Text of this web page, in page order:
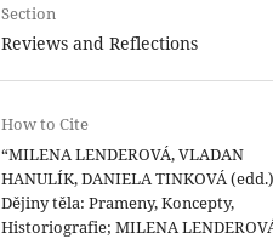
Section
Reviews and Reflections
How to Cite
“MILENA LENDEROVÁ, VLADAN
HANULÍK, DANIELA TINKOVÁ
Dějiny těla: Prameny, Koncepty,
Historiografie; MILENA